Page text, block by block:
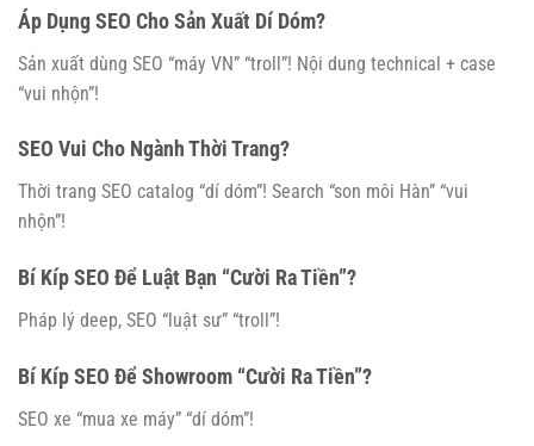
Áp Dụng SEO Cho Sản Xuất Dí Dóm?
Sản xuất dùng SEO “máy VN” “troll”! Nội dung technical + case
“vui nhộn”!
SEO Vui Cho Ngành Thời Trang?
Thời trang SEO catalog “dí dóm”! Search “son môi Hàn” “vui
nhộn”!
Bí Kíp SEO Để Luật Bạn “Cười Ra Tiền”?
Pháp lý deep, SEO “luật sư” “troll”!
Bí Kíp SEO Để Showroom “Cười Ra Tiền”?
SEO xe “mua xe máy” “dí dóm”!